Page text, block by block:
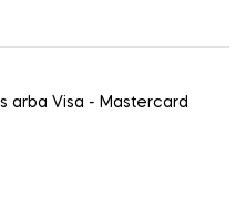
arba Visa - Mastercard